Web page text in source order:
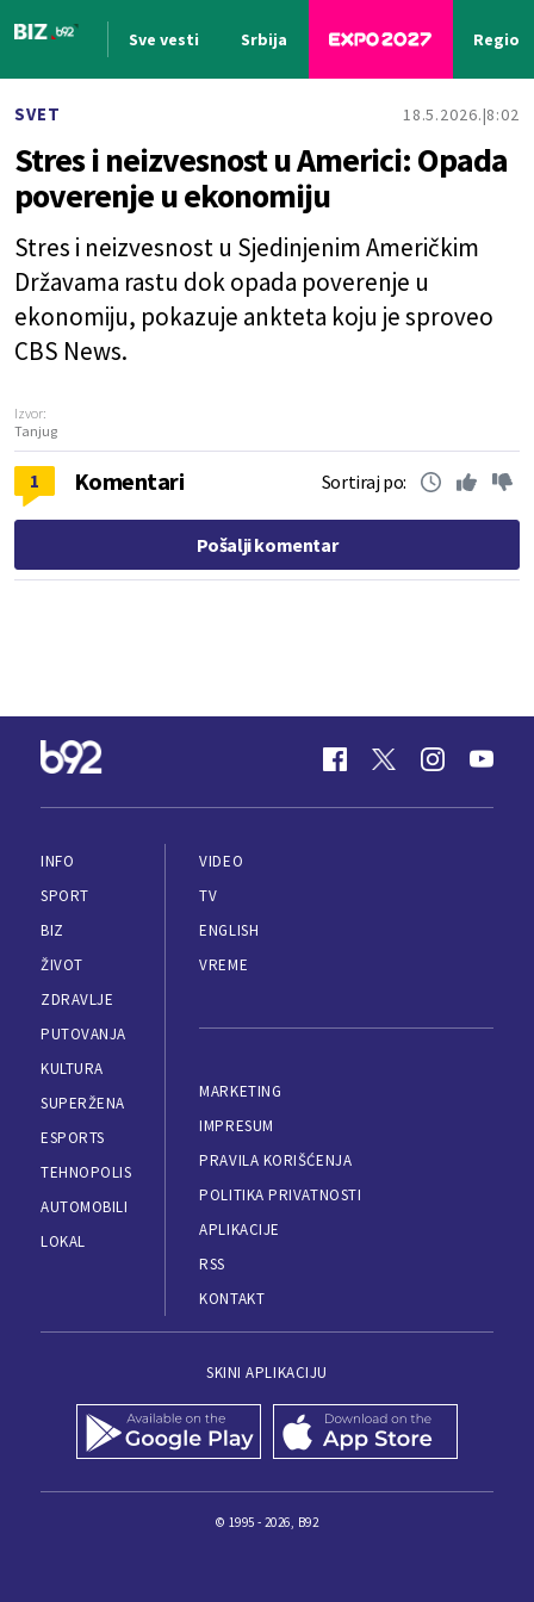
Sve vesti Srbija Region
SVET 18.5.2026. 8:02
Stres i neizvesnost u Americi: Opada
poverenje u ekonomiju
Stres i neizvesnost u Sjedinjenim Američkim
Državama rastu dok opada poverenje u
ekonomiju, pokazuje ankteta koju je sproveo
CBS News.
Izvor:
Tanjug
1 Komentari Sortiraj po:
Pošalji komentar
INFO
SPORT
BIZ
ŽIVOT
ZDRAVLJE
PUTOVANJA
KULTURA
SUPERŽENA
ESPORTS
TEHNOPOLIS
AUTOMOBILI
LOKAL
VIDEO
TV
ENGLISH
VREME
MARKETING
IMPRESUM
PRAVILA KORIŠĆENJA
POLITIKA PRIVATNOSTI
APLIKACIJE
RSS
KONTAKT
SKINI APLIKACIJU
© 1995 - 2026, B92